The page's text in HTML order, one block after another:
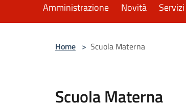
Amministrazione Novità Servizi
Home > Scuola Materna
Scuola Materna